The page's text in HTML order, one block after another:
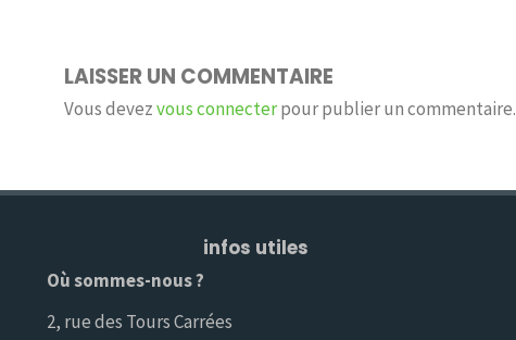
LAISSER UN COMMENTAIRE
Vous devezvous connecterpour publier un commentaire.
infos utiles
Où sommes-nous ?
2, rue des Tours Carrées